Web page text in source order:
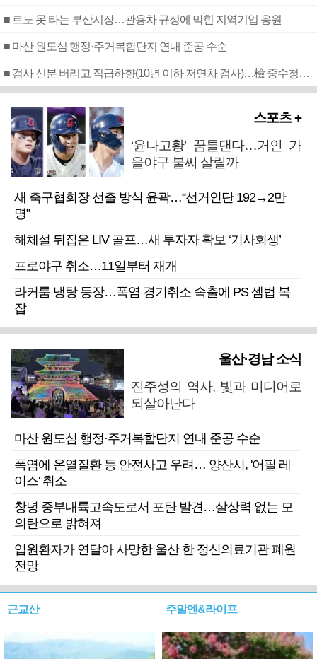
■ 르노 못 타는 부산시장…관용차 규정에 막힌 지역기업 응원
■ 마산 원도심 행정·주거복합단지 연내 준공 수순
■ 검사 신분 버리고 직급하향(10년 이하 저연차 검사)…檢 중수청행 기피
스포츠 +
‘윤나고황’ 꿈틀댄다…거인 가
을야구 불씨 살릴까
새 축구협회장 선출 방식 윤곽…“선거인단 192→2만
명”
해체설 뒤집은 LIV 골프…새 투자자 확보 ‘기사회생’
프로야구 취소…11일부터 재개
라커룸 냉탕 등장…폭염 경기취소 속출에 PS 셈법 복
잡
울산·경남 소식
진주성의 역사, 빛과 미디어로
되살아난다
마산 원도심 행정·주거복합단지 연내 준공 수순
폭염에 온열질환 등 안전사고 우려… 양산시, '어필 레
이스' 취소
창녕 중부내륙고속도로서 포탄 발견…살상력 없는 모
의탄으로 밝혀져
입원환자가 연달아 사망한 울산 한 정신의료기관 폐원
전망
근교산 주말엔&라이프